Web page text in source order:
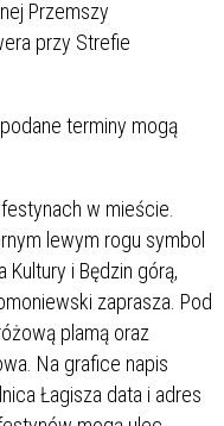
Przemszy
przy Strefie
terminy mogą